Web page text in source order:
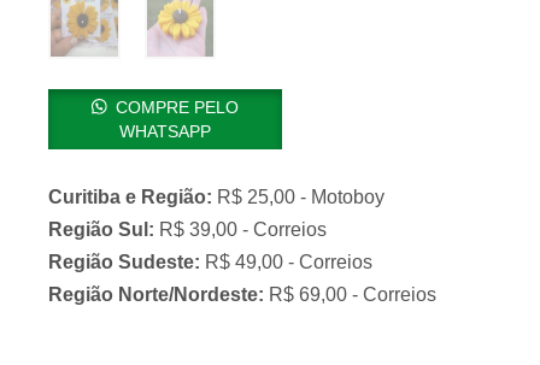
COMPRE PELO
WHATSAPP
Curitiba e Região: R$ 25,00 - Motoboy
Região Sul: R$ 39,00 - Correios
Região Sudeste: R$ 49,00 - Correios
Região Norte/Nordeste: R$ 69,00 - Correios